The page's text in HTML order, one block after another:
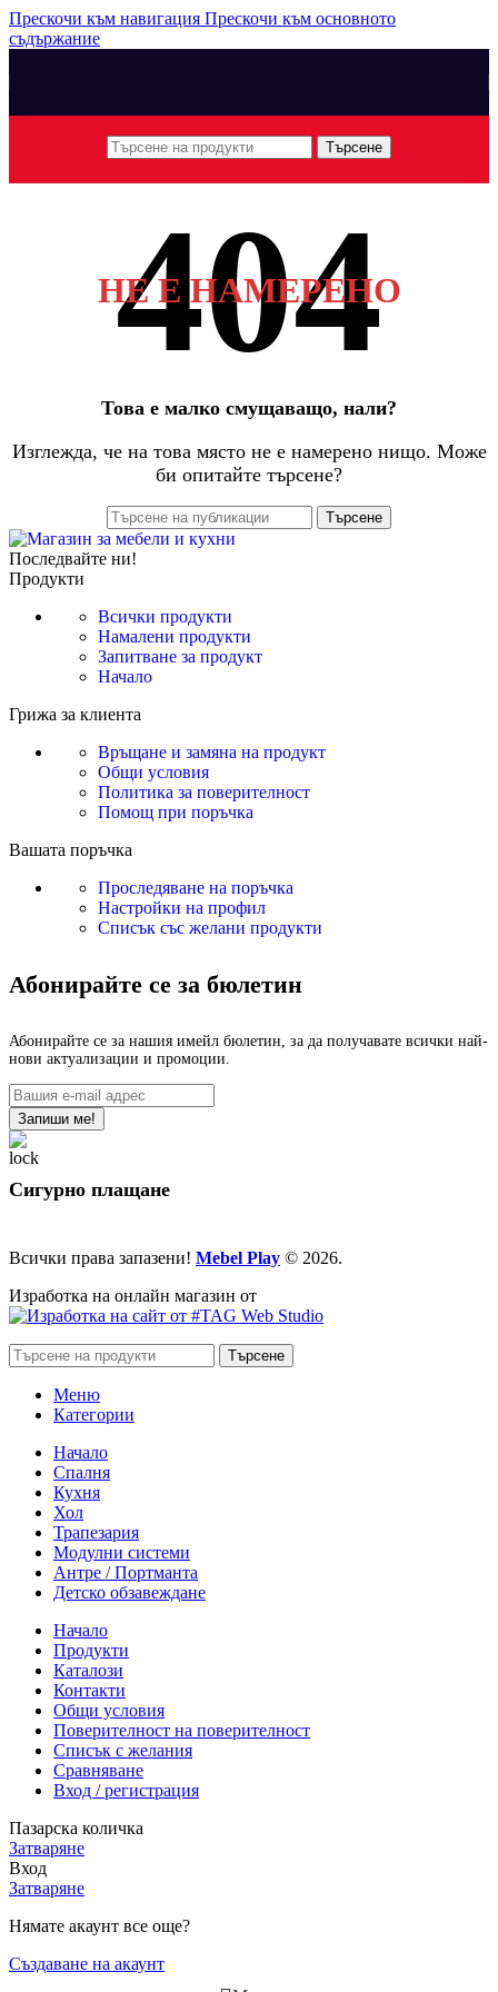
Прескочи към навигация Прескочи към основното
съдържание
Търсене
НЕ Е НАМЕРЕНО
Това е малко смущаващо, нали?
Изглежда, че на това място не е намерено нищо. Може
би опитайте търсене?
Търсене
Последвайте ни!
Продукти
Всички продукти
Намалени продукти
Запитване за продукт
Начало
Грижа за клиента
Връщане и замяна на продукт
Общи условия
Политика за поверителност
Помощ при поръчка
Вашата поръчка
Проследяване на поръчка
Настройки на профил
Списък със желани продукти
Абонирайте се за бюлетин
Абонирайте се за нашия имейл бюлетин, за да получавате всички най-
нови актуализации и промоции.
Сигурно плащане
Всички права запазени! Mebel Play © 2026.
Изработка на онлайн магазин от
Търсене
Меню
Категории
Начало
Спалня
Кухня
Хол
Трапезария
Модулни системи
Антре / Портманта
Детско обзавеждане
Начало
Продукти
Каталози
Контакти
Общи условия
Поверителност на поверителност
Списък с желания
Сравняване
Вход / регистрация
Пазарска количка
Затваряне
Вход
Затваряне
Нямате акаунт все още?
Създаване на акаунт